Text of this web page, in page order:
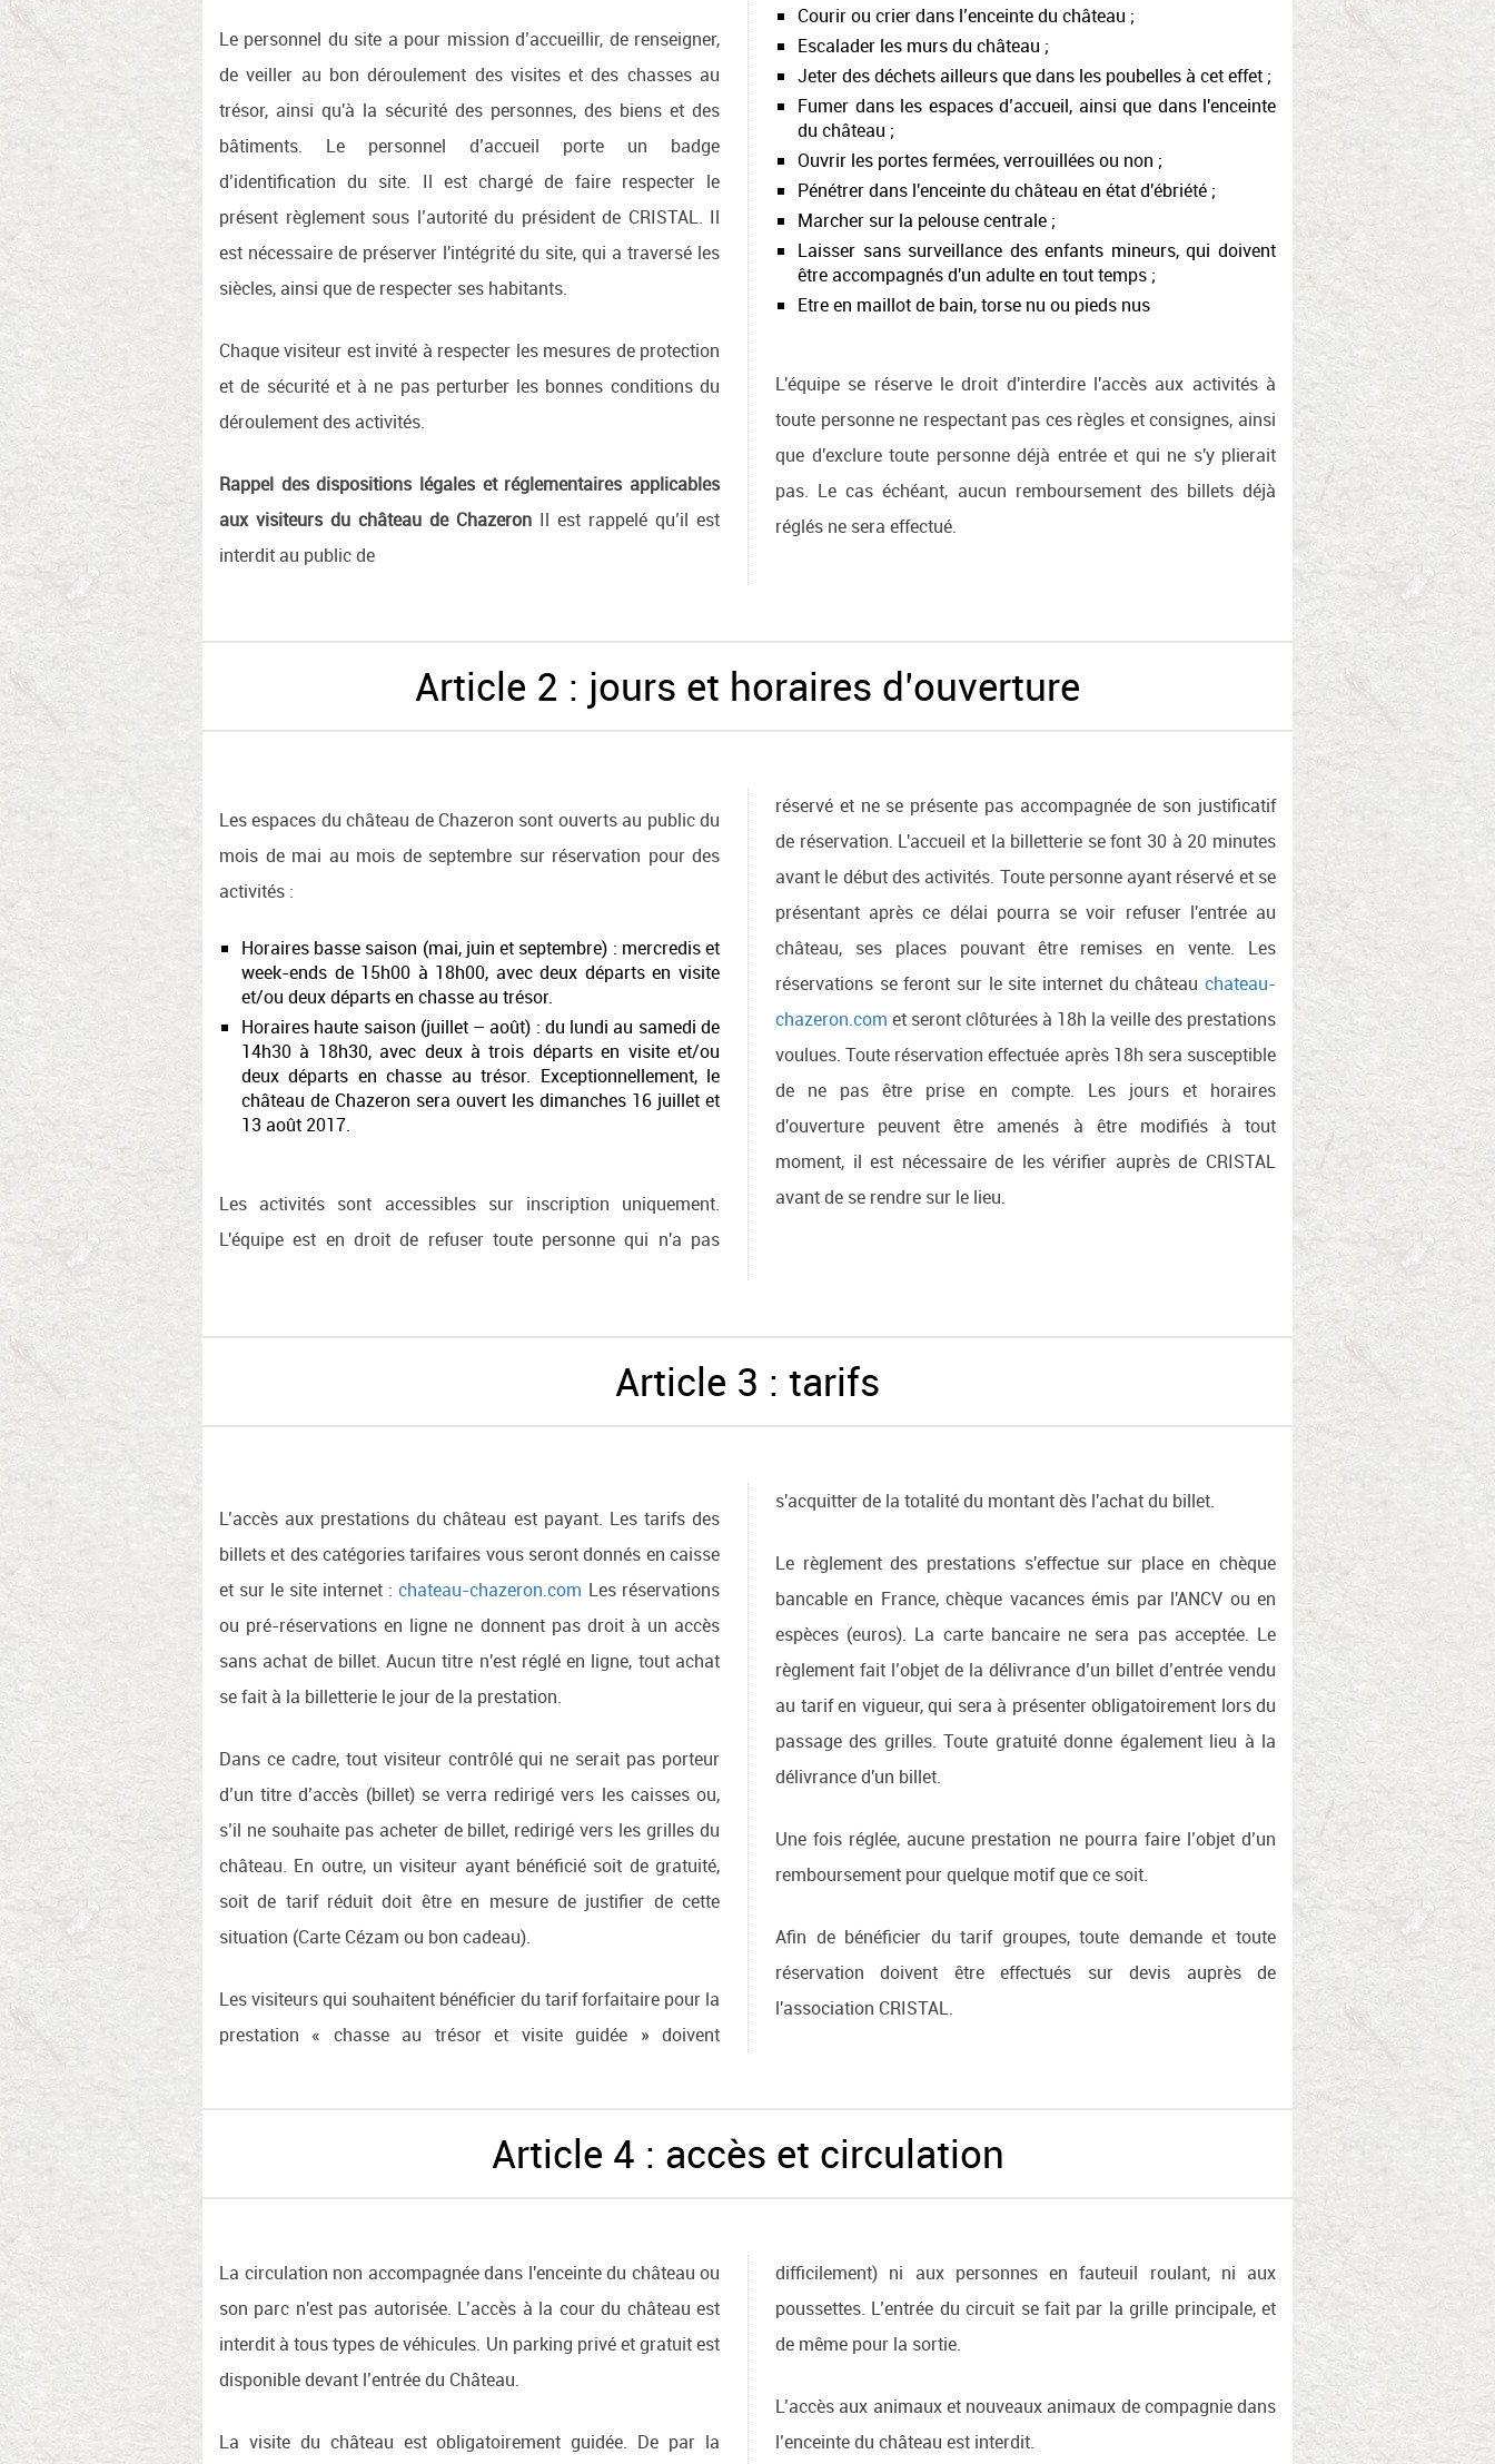
Le personnel du site a pour mission d’accueillir, de renseigner,
de veiller au bon déroulement des visites et des chasses au
trésor, ainsi qu'à la sécurité des personnes, des biens et des
bâtiments. Le personnel d’accueil porte un badge
d’identification du site. Il est chargé de faire respecter le
présent règlement sous l’autorité du président de CRISTAL. Il
est nécessaire de préserver l'intégrité du site, qui a traversé les
siècles, ainsi que de respecter ses habitants.
Chaque visiteur est invité à respecter les mesures de protection
et de sécurité et à ne pas perturber les bonnes conditions du
déroulement des activités.
Rappel des dispositions légales et réglementaires applicables
aux visiteurs du château de Chazeron Il est rappelé qu’il est
interdit au public de
Courir ou crier dans l’enceinte du château ;
Escalader les murs du château ;
Jeter des déchets ailleurs que dans les poubelles à cet effet ;
Fumer dans les espaces d’accueil, ainsi que dans l'enceinte
du château ;
Ouvrir les portes fermées, verrouillées ou non ;
Pénétrer dans l'enceinte du château en état d'ébriété ;
Marcher sur la pelouse centrale ;
Laisser sans surveillance des enfants mineurs, qui doivent
être accompagnés d'un adulte en tout temps ;
Etre en maillot de bain, torse nu ou pieds nus
L'équipe se réserve le droit d'interdire l'accès aux activités à
toute personne ne respectant pas ces règles et consignes, ainsi
que d'exclure toute personne déjà entrée et qui ne s'y plierait
pas. Le cas échéant, aucun remboursement des billets déjà
réglés ne sera effectué.
Article 2 : jours et horaires d’ouverture
Les espaces du château de Chazeron sont ouverts au public du
mois de mai au mois de septembre sur réservation pour des
activités :
Horaires basse saison (mai, juin et septembre) : mercredis et
week-ends de 15h00 à 18h00, avec deux départs en visite
et/ou deux départs en chasse au trésor.
Horaires haute saison (juillet – août) : du lundi au samedi de
14h30 à 18h30, avec deux à trois départs en visite et/ou
deux départs en chasse au trésor. Exceptionnellement, le
château de Chazeron sera ouvert les dimanches 16 juillet et
13 août 2017.
Les activités sont accessibles sur inscription uniquement.
L'équipe est en droit de refuser toute personne qui n'a pas
réservé et ne se présente pas accompagnée de son justificatif
de réservation. L'accueil et la billetterie se font 30 à 20 minutes
avant le début des activités. Toute personne ayant réservé et se
présentant après ce délai pourra se voir refuser l'entrée au
château, ses places pouvant être remises en vente. Les
réservations se feront sur le site internet du château chateau-
chazeron.com et seront clôturées à 18h la veille des prestations
voulues. Toute réservation effectuée après 18h sera susceptible
de ne pas être prise en compte. Les jours et horaires
d'ouverture peuvent être amenés à être modifiés à tout
moment, il est nécessaire de les vérifier auprès de CRISTAL
avant de se rendre sur le lieu.
Article 3 : tarifs
L’accès aux prestations du château est payant. Les tarifs des
billets et des catégories tarifaires vous seront donnés en caisse
et sur le site internet : chateau-chazeron.com Les réservations
ou pré-réservations en ligne ne donnent pas droit à un accès
sans achat de billet. Aucun titre n'est réglé en ligne, tout achat
se fait à la billetterie le jour de la prestation.
Dans ce cadre, tout visiteur contrôlé qui ne serait pas porteur
d’un titre d’accès (billet) se verra redirigé vers les caisses ou,
s’il ne souhaite pas acheter de billet, redirigé vers les grilles du
château. En outre, un visiteur ayant bénéficié soit de gratuité,
soit de tarif réduit doit être en mesure de justifier de cette
situation (Carte Cézam ou bon cadeau).
Les visiteurs qui souhaitent bénéficier du tarif forfaitaire pour la
prestation « chasse au trésor et visite guidée » doivent
s'acquitter de la totalité du montant dès l'achat du billet.
Le règlement des prestations s'effectue sur place en chèque
bancable en France, chèque vacances émis par l'ANCV ou en
espèces (euros). La carte bancaire ne sera pas acceptée. Le
règlement fait l’objet de la délivrance d’un billet d’entrée vendu
au tarif en vigueur, qui sera à présenter obligatoirement lors du
passage des grilles. Toute gratuité donne également lieu à la
délivrance d'un billet.
Une fois réglée, aucune prestation ne pourra faire l’objet d’un
remboursement pour quelque motif que ce soit.
Afin de bénéficier du tarif groupes, toute demande et toute
réservation doivent être effectués sur devis auprès de
l'association CRISTAL.
Article 4 : accès et circulation
La circulation non accompagnée dans l'enceinte du château ou
son parc n'est pas autorisée. L’accès à la cour du château est
interdit à tous types de véhicules. Un parking privé et gratuit est
disponible devant l’entrée du Château.
La visite du château est obligatoirement guidée. De par la
difficilement) ni aux personnes en fauteuil roulant, ni aux
poussettes. L’entrée du circuit se fait par la grille principale, et
de même pour la sortie.
L’accès aux animaux et nouveaux animaux de compagnie dans
l’enceinte du château est interdit.